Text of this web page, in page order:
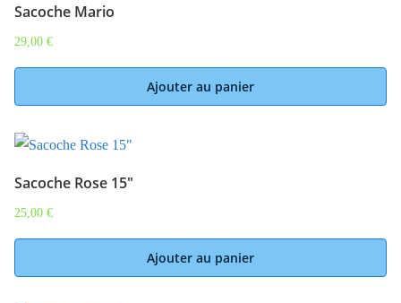
Sacoche Mario
29,00 €
Ajouter au panier
Sacoche Rose 15″
25,00 €
Ajouter au panier